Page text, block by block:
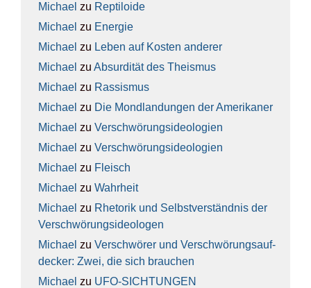
Michael zu Rep­ti­lo­ide
Michael zu Ener­gie
Michael zu Leben auf Kos­ten ande­rer
Michael zu Absur­di­tät des The­is­mus
Michael zu Ras­sis­mus
Michael zu Die Mond­lan­dun­gen der Ame­ri­ka­ner
Michael zu Ver­schwö­rungs­ideo­lo­gien
Michael zu Ver­schwö­rungs­ideo­lo­gien
Michael zu Fleisch
Michael zu Wahr­heit
Michael zu Rhe­to­rik und Selbst­ver­ständ­nis der
Ver­schwö­rungs­ideo­lo­gen
Michael zu Ver­schwö­rer und Ver­schwö­rungs­auf­
de­cker: Zwei, die sich brau­chen
Michael zu UFO-SICH­TUN­GEN